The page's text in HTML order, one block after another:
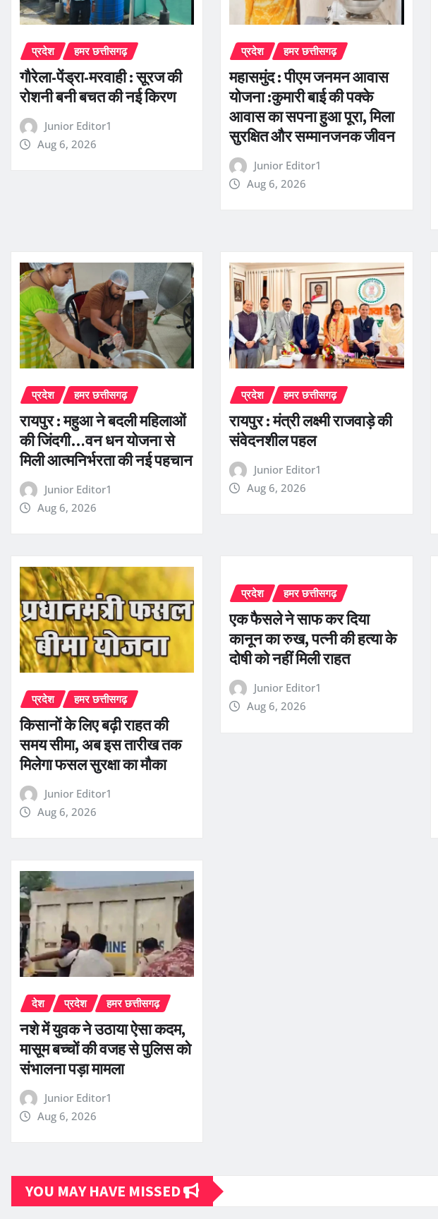
प्रदेश हमर छत्तीसगढ़
गौरेला-पेंड्रा-मरवाही : सूरज की
रोशनी बनी बचत की नई किरण
Junior Editor1
Aug 6, 2026
प्रदेश हमर छत्तीसगढ़
महासमुंद : पीएम जनमन आवास
योजना :कुमारी बाई की पक्के
आवास का सपना हुआ पूरा, मिला
सुरक्षित और सम्मानजनक जीवन
Junior Editor1
Aug 6, 2026
प्रदेश हमर छत्तीसगढ़
रायपुर : महुआ ने बदली महिलाओं
की जिंदगी…वन धन योजना से
मिली आत्मनिर्भरता की नई पहचान
Junior Editor1
Aug 6, 2026
प्रदेश हमर छत्तीसगढ़
रायपुर : मंत्री लक्ष्मी राजवाड़े की
संवेदनशील पहल
Junior Editor1
Aug 6, 2026
प्रदेश हमर छत्तीसगढ़
किसानों के लिए बढ़ी राहत की
समय सीमा, अब इस तारीख तक
मिलेगा फसल सुरक्षा का मौका
Junior Editor1
Aug 6, 2026
प्रदेश हमर छत्तीसगढ़
एक फैसले ने साफ कर दिया
कानून का रुख, पत्नी की हत्या के
दोषी को नहीं मिली राहत
Junior Editor1
Aug 6, 2026
देश प्रदेश हमर छत्तीसगढ़
नशे में युवक ने उठाया ऐसा कदम,
मासूम बच्चों की वजह से पुलिस को
संभालना पड़ा मामला
Junior Editor1
Aug 6, 2026
YOU MAY HAVE MISSED